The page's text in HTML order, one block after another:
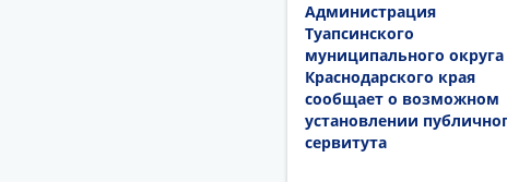
Администрация
Туапсинского
муниципального округа
Краснодарского края
сообщает о возможном
установлении
сервитута